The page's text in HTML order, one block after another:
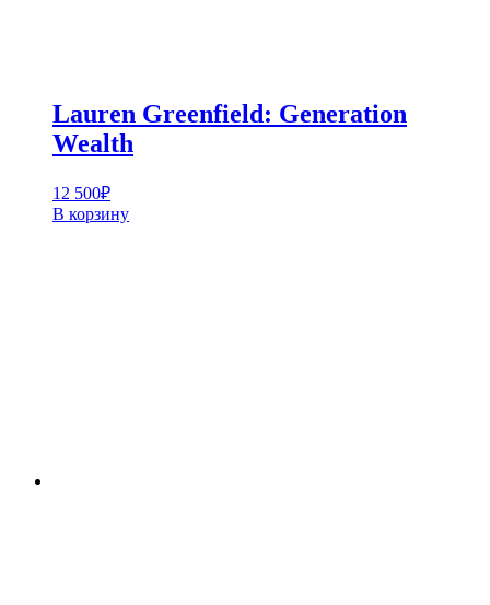
Lauren Greenfield: Generation
Wealth
12 500₽
В корзину